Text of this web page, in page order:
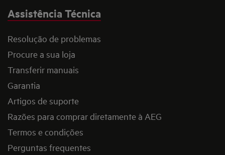
Assistência Técnica
Resolução de problemas
Procure a sua loja
Transferir manuais
Garantia
Artigos de suporte
Razões para comprar diretamente à AEG
Termos e condições
Perguntas frequentes